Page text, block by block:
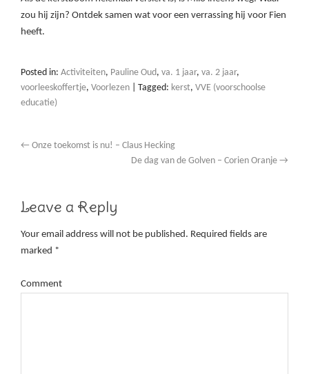
zou hij zijn? Ontdek samen wat voor een verrassing hij voor Fien
heeft.
Posted in: Activiteiten, Pauline Oud, va. 1 jaar, va. 2 jaar,
voorleeskoffertje, Voorlezen Tagged: kerst, VVE (voorschoolse
educatie)
← Onze toekomst is nu! – Claus Hecking
De dag van de Golven – Corien Oranje →
Leave a Reply
Your email address will not be published. Required fields are
marked *
Comment